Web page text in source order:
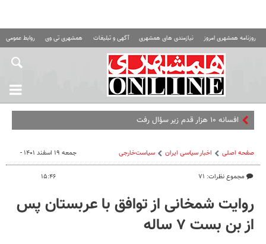
روزنامه همشهری امروز نیازمندی های همشهری آگهی و تبلیغات همشهری تی وی روابط عمومی
افسانه ۱۰ هزار قدم زیر سؤال رفت
صفحه اصلی اخبار سیاسی ایران سیاست‌خارجی
مجموع نظرات: ۷۱
جمعه ۱۹ اسفند ۱۴۰۱ -
۱۵:۴۶
روایت شمخانی از توافق با عربستان پس
از بن بست ۷ ساله